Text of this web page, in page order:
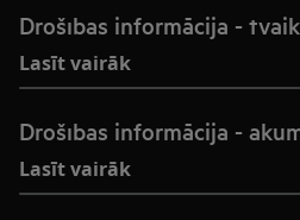
Drošības informācija -
Lasīt vairāk
Drošības informācija -
Lasīt vairāk